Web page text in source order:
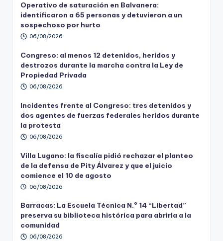
Operativo de saturación en Balvanera:
identificaron a 65 personas y detuvieron a un
sospechoso por hurto
06/08/2026
Congreso: al menos 12 detenidos, heridos y
destrozos durante la marcha contra la Ley de
Propiedad Privada
06/08/2026
Incidentes frente al Congreso: tres detenidos y
dos agentes de fuerzas federales heridos durante
la protesta
06/08/2026
Villa Lugano: la fiscalía pidió rechazar el planteo
de la defensa de Pity Álvarez y que el juicio
comience el 10 de agosto
06/08/2026
Barracas: La Escuela Técnica N.º 14 “Libertad”
preserva su biblioteca histórica para abrirla a la
comunidad
06/08/2026